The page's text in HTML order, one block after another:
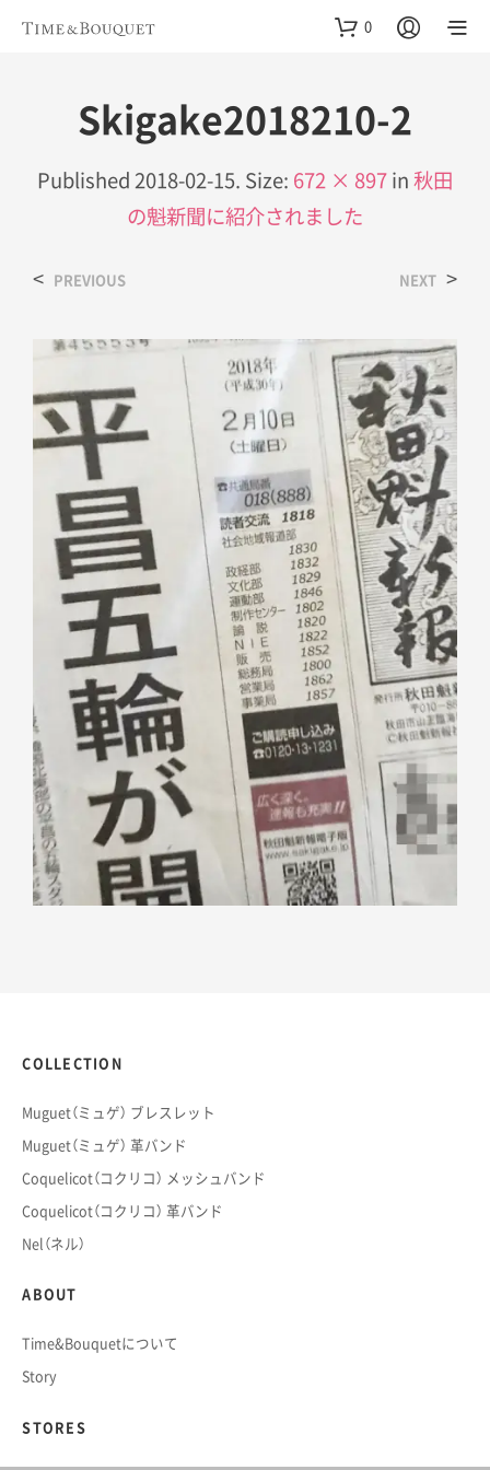
0
Skigake2018210-2
Published2018-02-15. Size: 672 × 897in秋田
の魁新聞に紹介されました
< PREVIOUS NEXT >
COLLECTION
Muguet（ミュゲ） ブレスレット
Muguet（ミュゲ） 革バンド
Coquelicot（コクリコ） メッシュバンド
Coquelicot（コクリコ） 革バンド
Nel（ネル）
ABOUT
Time&Bouquetについて
Story
STORES